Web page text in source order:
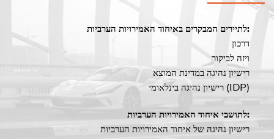
לתיירים המבקרים באיחוד האמירויות הערביות:
דרכון
ויזה לביקור
רישיון נהיגה במדינת המוצא
רישיון נהיגה בינלאומי (IDP)
לתושבי איחוד האמירויות הערביות:
רישיון נהיגה של איחוד האמירויות הערביות